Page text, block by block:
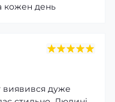
кожен день
виявився дуже